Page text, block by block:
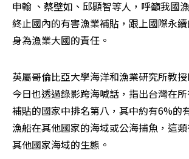
申翰 、蔡壁如、邱顯智等人，呼籲我國
終止國內的有害漁業補貼，跟上國際永
身為漁業大國的責任。
英屬哥倫比亞大學海洋和漁業研究所教
今日也透過錄影跨海喊話，指出台灣在
補貼的國家中排名第八，其中約有6%的
漁船在其他國家的海域或公海捕魚，這
其他國家海域的生態。